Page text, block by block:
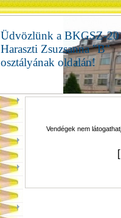
Üdvözlünk a BKGSZ-
Haraszti Zsuzsanna "B"
osztályának oldalán!
Vendégek nem